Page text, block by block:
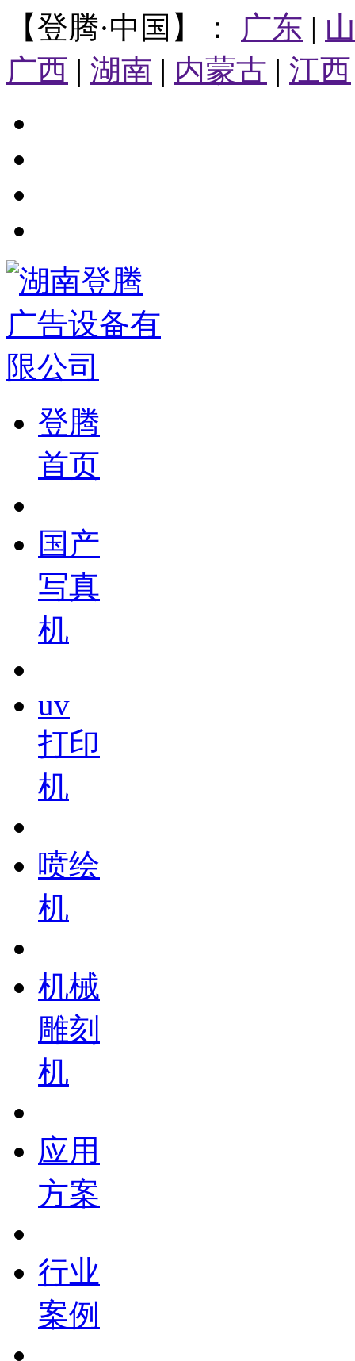
【登腾·中国】： 广东 |
广西 | 湖南 | 内蒙古 | 江西
登腾
首页
国产
写真
机
uv
打印
机
喷绘
机
机械
雕刻
机
应用
方案
行业
案例